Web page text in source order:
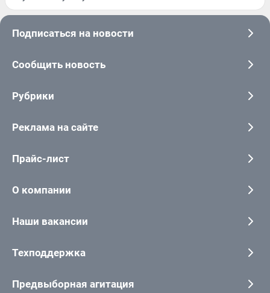
Подписаться на новости
Сообщить новость
Рубрики
Реклама на сайте
Прайс-лист
О компании
Наши вакансии
Техподдержка
Предвыборная агитация